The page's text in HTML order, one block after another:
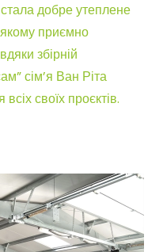
добре утеплене
приємно
збірній
сім’я Ван Ріта
своїх проєктів.